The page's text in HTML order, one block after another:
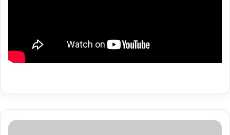
رسائل